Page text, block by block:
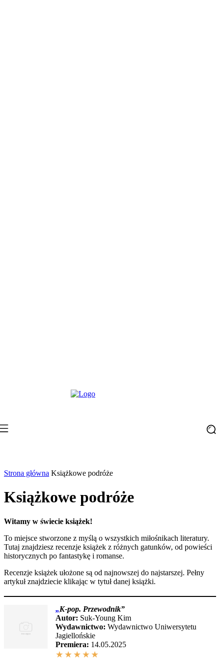
Strona główna Książkowe podróże
Książkowe podróże
Witamy w świecie książek!
To miejsce stworzone z myślą o wszystkich miłośnikach literatury.
Tutaj znajdziesz recenzje książek z różnych gatunków, od powieści
historycznych po fantastykę i romanse.
Recenzje książek ułożone są od najnowszej do najstarszej. Pełny
artykuł znajdziecie klikając w tytuł danej książki.
„K-pop. Przewodnik”
Autor: Suk-Young Kim
Wydawnictwo: Wydawnictwo Uniwersytetu
Jagiellońskie
Premiera: 14.05.2025
★ ★ ★ ★ ★